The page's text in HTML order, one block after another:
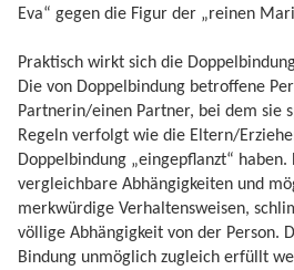
Eva“ gegen die Figur der „reinen
Praktisch wirkt sich die
Die von Doppelbindung betroffene
Partnerin/einen Partner, bei dem sie
Regeln verfolgt wie die Eltern/
Doppelbindung „eingepflanzt“
vergleichbare Abhängigkeiten und
merkwürdige Verhaltensweisen,
völlige Abhängigkeit von der Person.
Bindung unmöglich zugleich erfüllt